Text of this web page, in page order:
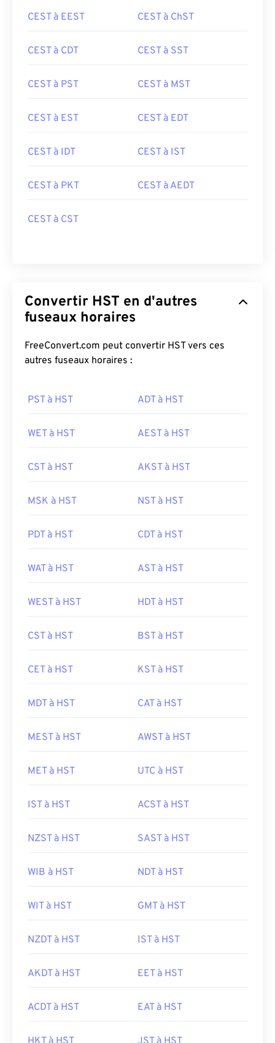
CEST à EEST CEST à ChST
CEST à CDT CEST à SST
CEST à PST CEST à MST
CEST à EST CEST à EDT
CEST à IDT CEST à IST
CEST à PKT CEST à AEDT
CEST à CST
Convertir HST en d'autres
fuseaux horaires
FreeConvert.com peut convertir HST vers ces
autres fuseaux horaires :
PST à HST ADT à HST
WET à HST AEST à HST
CST à HST AKST à HST
MSK à HST NST à HST
PDT à HST CDT à HST
WAT à HST AST à HST
WEST à HST HDT à HST
CST à HST BST à HST
CET à HST KST à HST
MDT à HST CAT à HST
MEST à HST AWST à HST
MET à HST UTC à HST
IST à HST ACST à HST
NZST à HST SAST à HST
WIB à HST NDT à HST
WIT à HST GMT à HST
NZDT à HST IST à HST
AKDT à HST EET à HST
ACDT à HST EAT à HST